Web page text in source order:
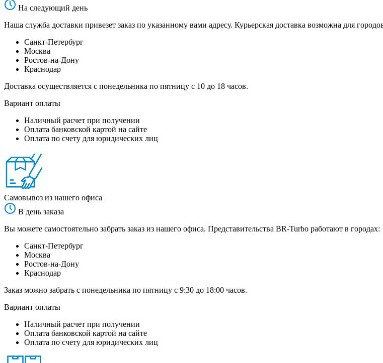
На следующий день
Наша служба доставки привезет заказ по указанному вами адресу. Курьерская доставка возможна для
Санкт-Петербург
Москва
Ростов-на-Дону
Краснодар
Доставка осуществляется с понедельника по пятницу с 10 до 18 часов.
Вариант оплаты
Наличный расчет при получении
Оплата банковской картой на сайте
Оплата по счету для юридических лиц
Самовывоз из нашего офиса
В день заказа
Вы можете самостоятельно забрать заказ из нашего офиса. Представительства BR-Turbo работают в городах:
Санкт-Петербург
Москва
Ростов-на-Дону
Краснодар
Заказ можно забрать с понедельника по пятницу с 9:30 до 18:00 часов.
Вариант оплаты
Наличный расчет при получении
Оплата банковской картой на сайте
Оплата по счету для юридических лиц